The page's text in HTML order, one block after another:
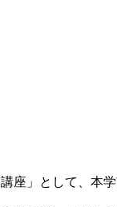
座」として、本